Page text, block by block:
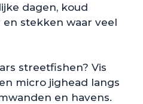
dagen, koud
stekken waar veel
streetfishen? Vis
micro jighead langs
en havens.